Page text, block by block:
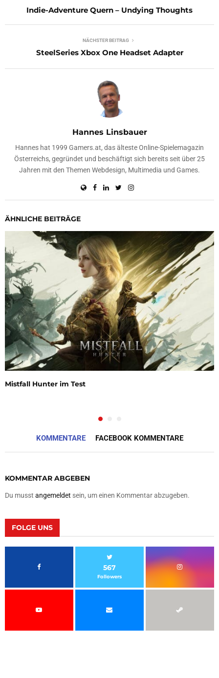
Indie-Adventure Quern – Undying Thoughts
NÄCHSTER BEITRAG
SteelSeries Xbox One Headset Adapter
Hannes Linsbauer
Hannes hat 1999 Gamers.at, das älteste Online-Spielemagazin
Österreichs, gegründet und beschäftigt sich bereits seit über 25
Jahren mit den Themen Webdesign, Multimedia und Games.
ÄHNLICHE BEITRÄGE
Mistfall Hunter im Test
KOMMENTARE FACEBOOK KOMMENTARE
KOMMENTAR ABGEBEN
Du musst angemeldet sein, um einen Kommentar abzugeben.
FOLGE UNS
567
Followers